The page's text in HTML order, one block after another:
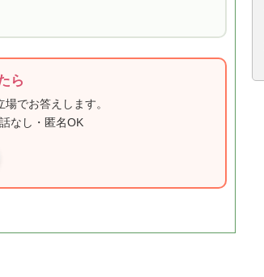
ら
でお答えします。
なし・匿名OK